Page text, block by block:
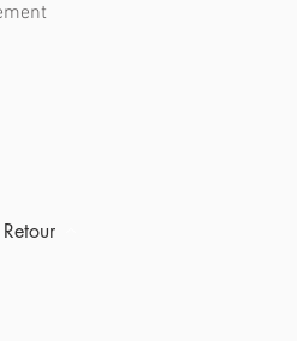
Retour